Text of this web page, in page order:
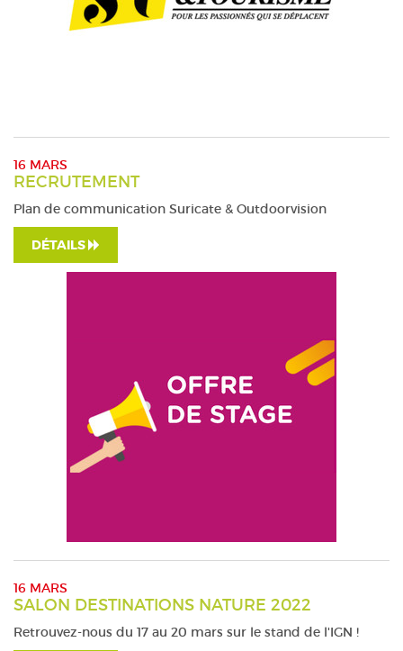
16 MARS
RECRUTEMENT
Plan de communication Suricate & Outdoorvision
DÉTAILS
16 MARS
SALON DESTINATIONS NATURE 2022
Retrouvez-nous du 17 au 20 mars sur le stand de l'IGN !